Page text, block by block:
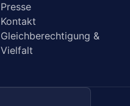
Presse
Kontakt
Gleichberechtigung &
Vielfalt